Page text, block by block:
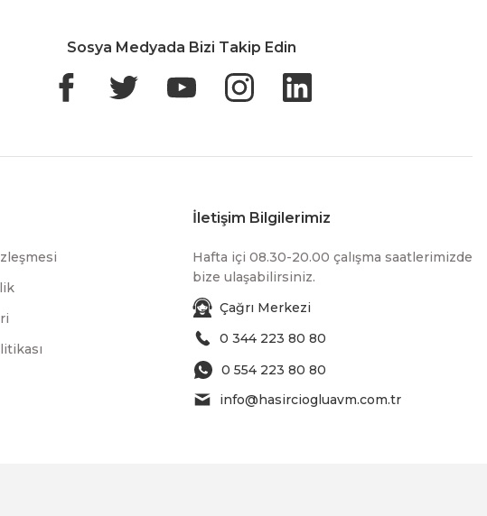
Sosya Medyada Bizi Takip Edin
İletişim Bilgilerimiz
Hafta içi 08.30-20.00 çalışma saatlerimizde
bize ulaşabilirsiniz.
Çağrı Merkezi
0 344 223 80 80
0 554 223 80 80
info@hasirciogluavm.com.tr